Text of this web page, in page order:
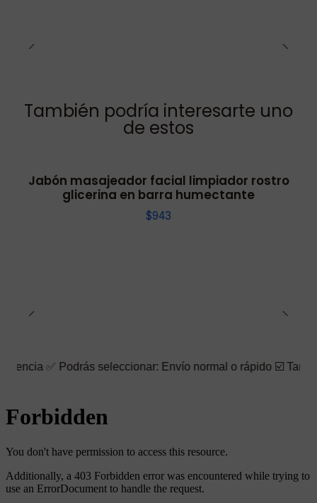
También podría interesarte uno
de estos
Jabón masajeador facial limpiador rostro
glicerina en barra humectante
$943
seleccionar: Envío normal o rápido ☑️ También